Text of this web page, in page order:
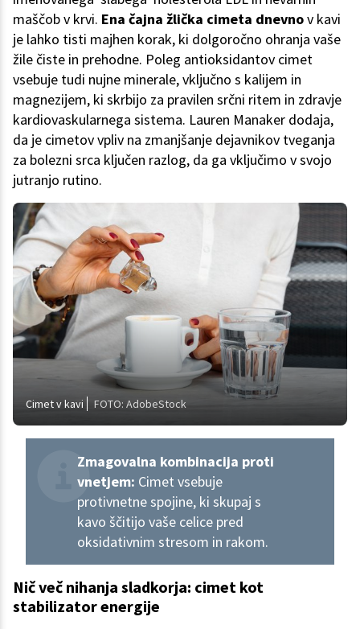
maščob v krvi. Ena čajna žlička cimeta dnevnov kavi
je lahko tisti majhen korak, ki dolgoročno ohranja vaše
žile čiste in prehodne. Poleg antioksidantov cimet
vsebuje tudi nujne minerale, vključno s kalijem in
magnezijem, ki skrbijo za pravilen srčni ritem in zdravje
kardiovaskularnega sistema. Lauren Manaker dodaja,
da je cimetov vpliv na zmanjšanje dejavnikov tveganja
za bolezni srca ključen razlog, da ga vključimo v svojo
jutranjo rutino.
Cimet v kavi FOTO: AdobeStock
Zmagovalna kombinacija proti
vnetjem: Cimet vsebuje
protivnetne spojine, ki skupaj s
kavo ščitijo vaše celice pred
oksidativnim stresom in rakom.
Nič več nihanja sladkorja: cimet kot
stabilizator energije